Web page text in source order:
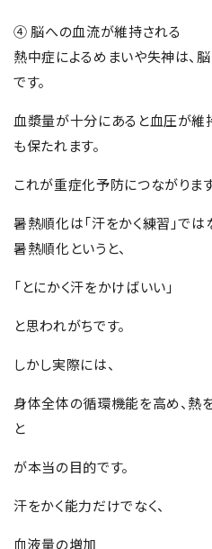
④ 脳への血流が維持される
熱中症によるめまいや失神は、
です。
血漿量が十分にあると血圧が維
も保たれます。
これが重症化予防につながります
暑熱順化は「汗をかく練習」では
暑熱順化というと、
「とにかく汗をかけばいい」
と思われがちです。
しかし実際には、
身体全体の循環機能を高め、熱
と
が本当の目的です。
汗をかく能力だけでなく、
血液量の増加